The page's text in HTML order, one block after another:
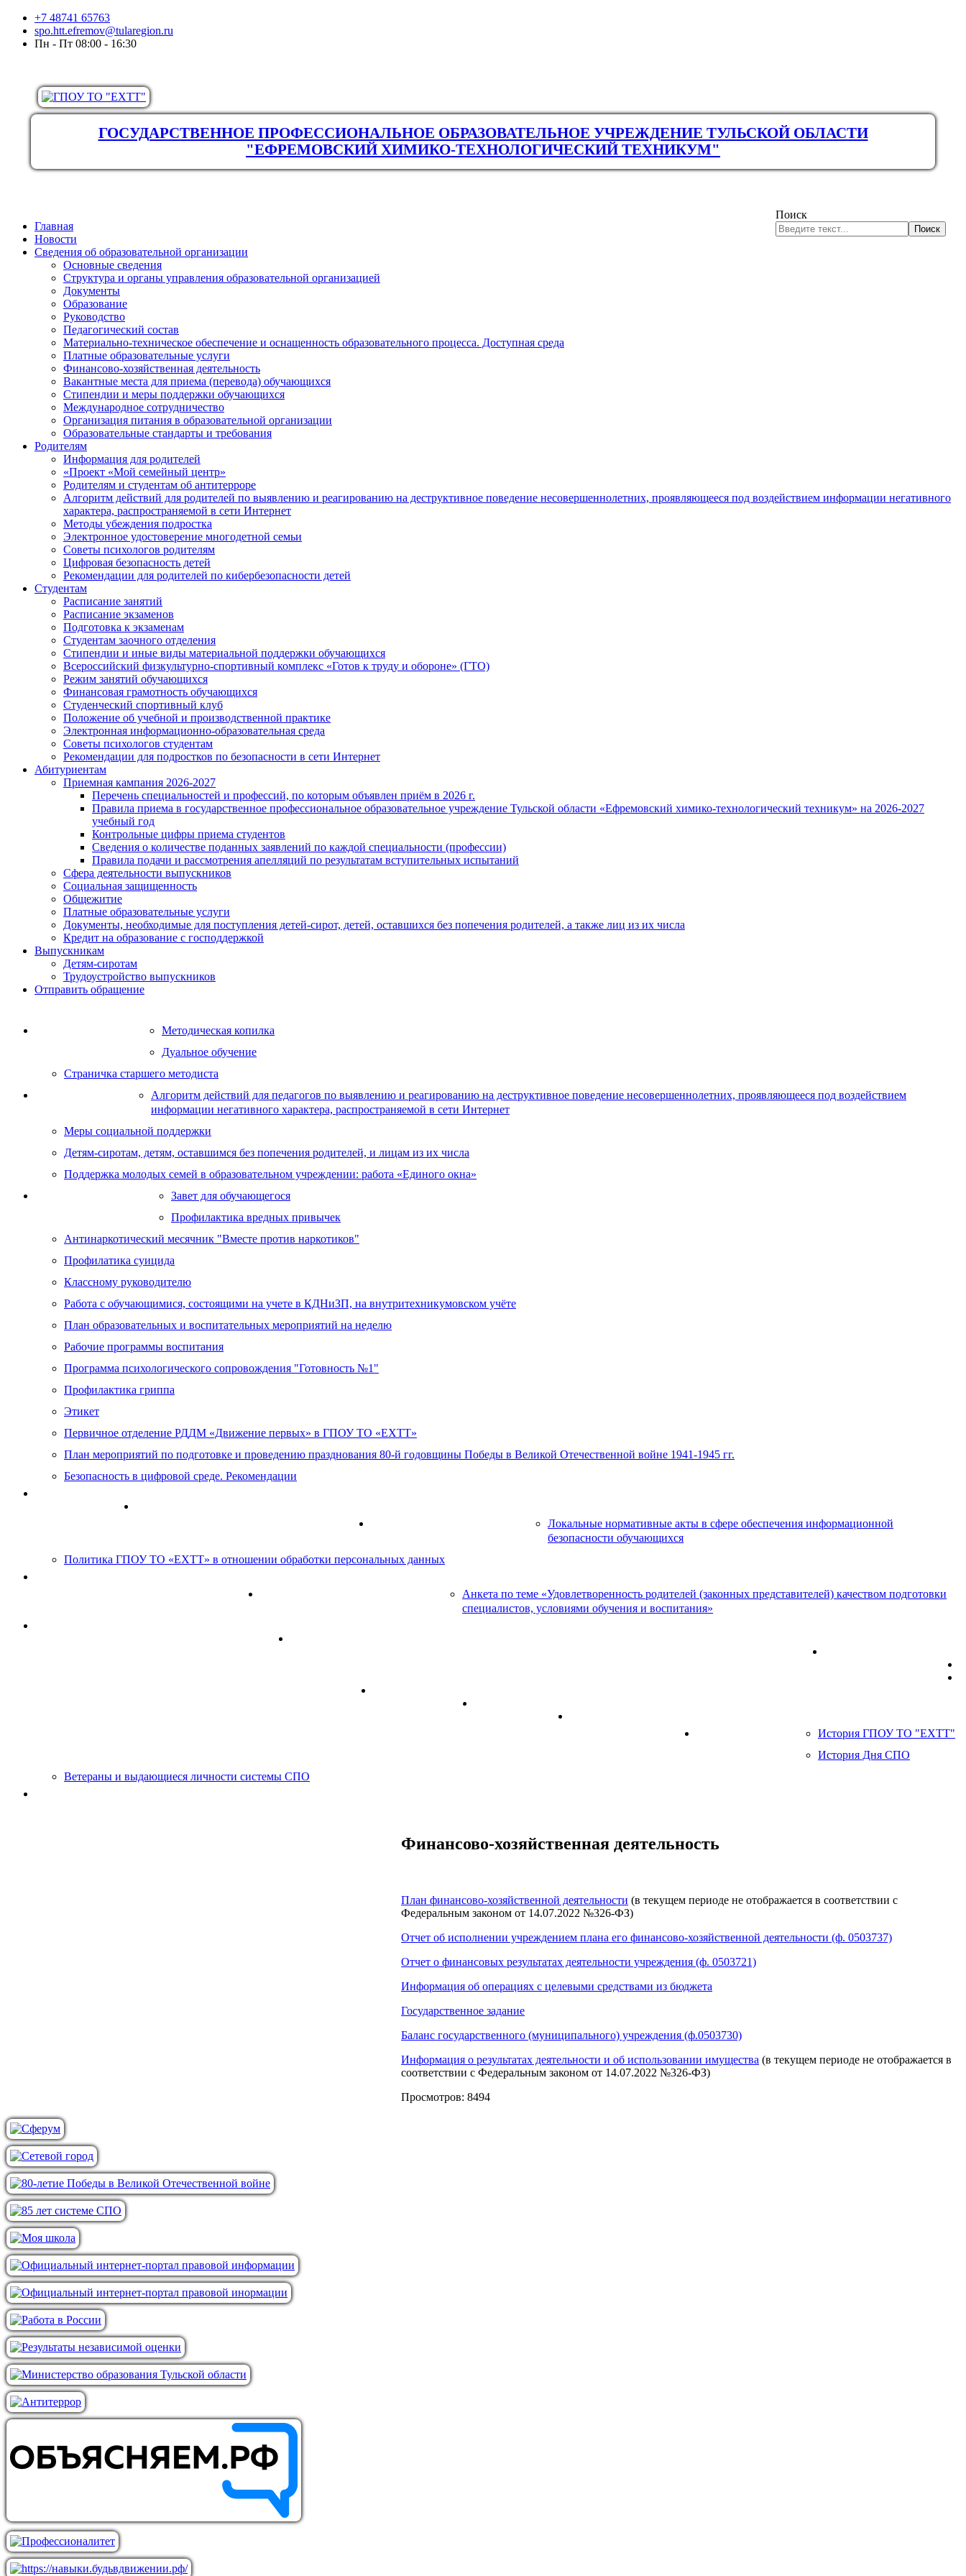
+7 48741 65763
spo.htt.efremov@tularegion.ru
Пн - Пт 08:00 - 16:30
ГОСУДАРСТВЕННОЕ ПРОФЕССИОНАЛЬНОЕ ОБРАЗОВАТЕЛЬНОЕ УЧРЕЖДЕНИЕ ТУЛЬСКОЙ ОБЛАСТИ
"ЕФРЕМОВСКИЙ ХИМИКО-ТЕХНОЛОГИЧЕСКИЙ ТЕХНИКУМ"
Поиск
Поиск
Главная
Новости
Сведения об образовательной организации
Основные сведения
Структура и органы управления образовательной организацией
Документы
Образование
Руководство
Педагогический состав
Материально-техническое обеспечение и оснащенность образовательного процесса. Доступная среда
Платные образовательные услуги
Финансово-хозяйственная деятельность
Вакантные места для приема (перевода) обучающихся
Стипендии и меры поддержки обучающихся
Международное сотрудничество
Организация питания в образовательной организации
Образовательные стандарты и требования
Родителям
Информация для родителей
«Проект «Мой семейный центр»
Родителям и студентам об антитерроре
Алгоритм действий для родителей по выявлению и реагированию на деструктивное поведение несовершеннолетних, проявляющееся под воздействием информации негативного
характера, распространяемой в сети Интернет
Методы убеждения подростка
Электронное удостоверение многодетной семьи
Советы психологов родителям
Цифровая безопасность детей
Рекомендации для родителей по кибербезопасности детей
Студентам
Расписание занятий
Расписание экзаменов
Подготовка к экзаменам
Студентам заочного отделения
Стипендии и иные виды материальной поддержки обучающихся
Всероссийский физкультурно-спортивный комплекс «Готов к труду и обороне» (ГТО)
Режим занятий обучающихся
Финансовая грамотность обучающихся
Студенческий спортивный клуб
Положение об учебной и производственной практике
Электронная информационно-образовательная среда
Советы психологов студентам
Рекомендации для подростков по безопасности в сети Интернет
Абитуриентам
Приемная кампания 2026-2027
Перечень специальностей и профессий, по которым объявлен приём в 2026 г.
Правила приема в государственное профессиональное образовательное учреждение Тульской области «Ефремовский химико-технологический техникум» на 2026-2027
учебный год
Контрольные цифры приема студентов
Сведения о количестве поданных заявлений по каждой специальности (профессии)
Правила подачи и рассмотрения апелляций по результатам вступительных испытаний
Сфера деятельности выпускников
Социальная защищенность
Общежитие
Платные образовательные услуги
Документы, необходимые для поступления детей-сирот, детей, оставшихся без попечения родителей, а также лиц из их числа
Кредит на образование с господдержкой
Выпускникам
Детям-сиротам
Трудоустройство выпускников
Отправить обращение
Методическая копилка
Дуальное обучение
Страничка старшего методиста
Алгоритм действий для педагогов по выявлению и реагированию на деструктивное поведение несовершеннолетних, проявляющееся под воздействием
информации негативного характера, распространяемой в сети Интернет
Меры социальной поддержки
Детям-сиротам, детям, оставшимся без попечения родителей, и лицам из их числа
Поддержка молодых семей в образовательном учреждении: работа «Единого окна»
Завет для обучающегося
Профилактика вредных привычек
Антинаркотический месячник "Вместе против наркотиков"
Профилатика суицида
Классному руководителю
Работа с обучающимися, состоящими на учете в КДНиЗП, на внутритехникумовском учёте
План образовательных и воспитательных мероприятий на неделю
Рабочие программы воспитания
Программа психологического сопровождения "Готовность №1"
Профилактика гриппа
Этикет
Первичное отделение РДДМ «Движение первых» в ГПОУ ТО «ЕХТТ»
План мероприятий по подготовке и проведению празднования 80-й годовщины Победы в Великой Отечественной войне 1941-1945 гг.
Безопасность в цифровой среде. Рекомендации
Антикоррупция
Локальные нормативные акты в сфере обеспечения информационной
безопасности обучающихся
Политика ГПОУ ТО «ЕХТТ» в отношении обработки персональных данных
Анкета по теме «Удовлетворенность родителей (законных представителей) качеством подготовки
специалистов, условиями обучения и воспитания»
"IT-Куб" - Центр цифрового образования детей
Муниципальный (кластерный) опорный центр дополнительного образования детей ГПОУ ТО «ЕХТТ»
Мобильный технопарк
Наставничество
Горячие линии
История ГПОУ ТО "ЕХТТ"
История Дня СПО
Ветераны и выдающиеся личности системы СПО
Финансово-хозяйственная деятельность
Просмотров: 8494
План финансово-хозяйственной деятельности (в текущем периоде не отображается в соответствии с
Федеральным законом от 14.07.2022 №326-ФЗ)
Отчет об исполнении учреждением плана его финансово-хозяйственной деятельности (ф. 0503737)
Отчет о финансовых результатах деятельности учреждения (ф. 0503721)
Информация об операциях с целевыми средствами из бюджета
Государственное задание
Баланс государственного (муниципального) учреждения (ф.0503730)
Информация о результатах деятельности и об использовании имущества (в текущем периоде не отображается в
соответствии с Федеральным законом от 14.07.2022 №326-ФЗ)